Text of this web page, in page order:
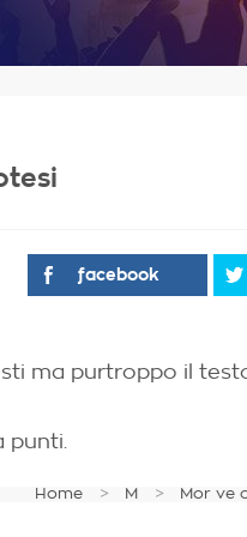
facebook
ma purtroppo il
punti.
Home M Mor ve